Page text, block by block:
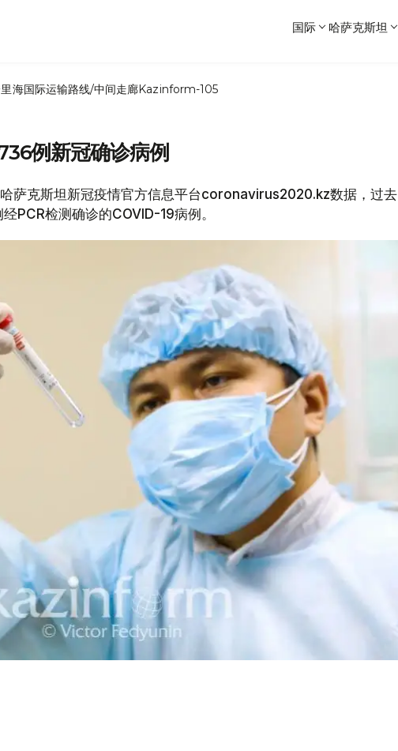
国际 哈萨克斯坦
海国际运输路线/中间走廊Kazinform-105
例新冠确诊病例
萨克斯坦新冠疫情官方信息平台coronavirus2020.kz数据，过去
PCR检测确诊的COVID-19病例。